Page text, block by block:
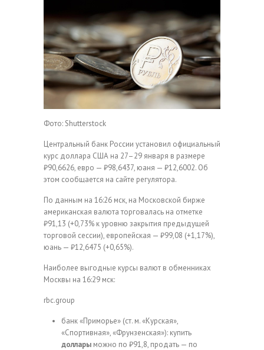
Фото: Shutterstock
Центральный банк России установил официальный
курс доллара США на 27–29 января в размере
₽90,6626, евро — ₽98,6437, юаня — ₽12,6002. Об
этом сообщается на сайте регулятора.
По данным на 16:26 мск, на Московской бирже
американская валюта торговалась на отметке
₽91,13 (+0,73% к уровню закрытия предыдущей
торговой сессии), европейская — ₽99,08 (+1,17%),
юань — ₽12,6475 (+0,65%).
Наиболее выгодные курсы валют в обменниках
Москвы на 16:29 мск:
rbc.group
банк «Приморье» (ст. м. «Курская»,
«Спортивная», «Фрунзенская»): купить
доллары можно по ₽91,8, продать — по